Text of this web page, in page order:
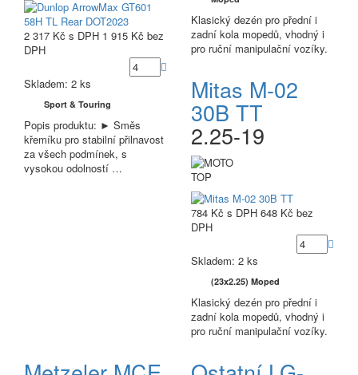
2 317 Kč s DPH 1 915 Kč bez
DPH
Skladem: 2 ks
Sport & Touring
Popis produktu: ► Směs
křemíku pro stabilní přilnavost
za všech podmínek, s
vysokou odolností …
Klasický dezén pro přední i
zadní kola mopedů, vhodný i
pro ruční manipulační vozíky.
Mitas M-02
30B TT
2.25-19
TOP
784 Kč s DPH 648 Kč bez
DPH
Skladem: 2 ks
(23x2.25) Moped
Klasický dezén pro přední i
zadní kola mopedů, vhodný i
pro ruční manipulační vozíky.